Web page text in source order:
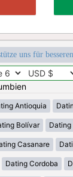
uns für
Antioquia
Bolívar Dating
Casanare
Dating Cordoba